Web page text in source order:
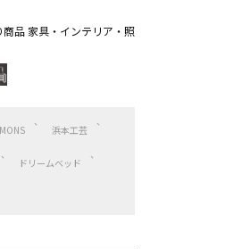
品 家具・インテリア・照
浜本工芸
ドリームベッド